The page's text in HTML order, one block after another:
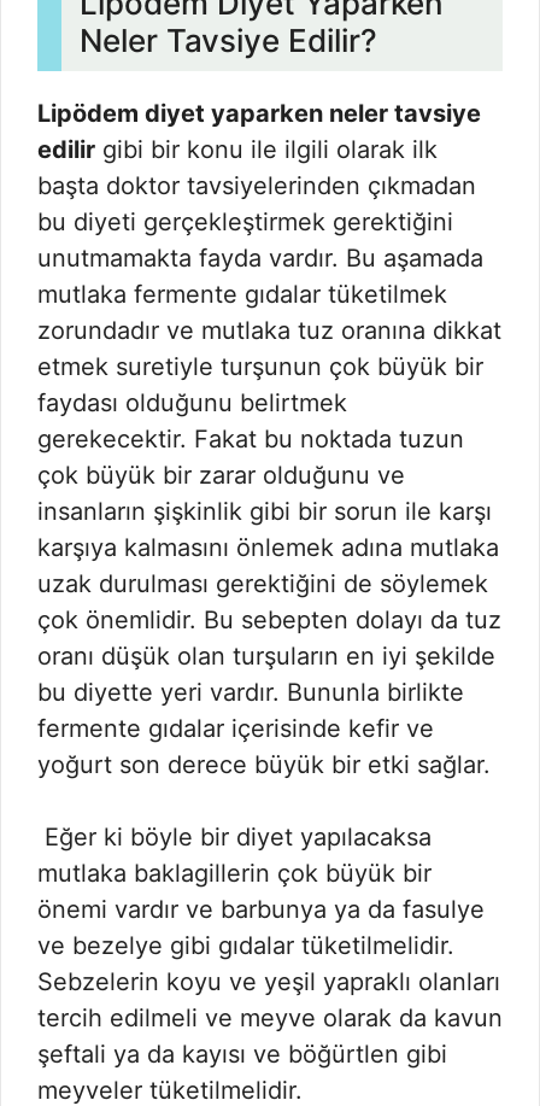
Neler Tavsiye Edilir?
Lipödem diyet yaparken neler tavsiye
edilir gibi bir konu ile ilgili olarak ilk
başta doktor tavsiyelerinden çıkmadan
bu diyeti gerçekleştirmek gerektiğini
unutmamakta fayda vardır. Bu aşamada
mutlaka fermente gıdalar tüketilmek
zorundadır ve mutlaka tuz oranına dikkat
etmek suretiyle turşunun çok büyük bir
faydası olduğunu belirtmek
gerekecektir. Fakat bu noktada tuzun
çok büyük bir zarar olduğunu ve
insanların şişkinlik gibi bir sorun ile karşı
karşıya kalmasını önlemek adına mutlaka
uzak durulması gerektiğini de söylemek
çok önemlidir. Bu sebepten dolayı da tuz
oranı düşük olan turşuların en iyi şekilde
bu diyette yeri vardır. Bununla birlikte
fermente gıdalar içerisinde kefir ve
yoğurt son derece büyük bir etki sağlar.
Eğer ki böyle bir diyet yapılacaksa
mutlaka baklagillerin çok büyük bir
önemi vardır ve barbunya ya da fasulye
ve bezelye gibi gıdalar tüketilmelidir.
Sebzelerin koyu ve yeşil yapraklı olanları
tercih edilmeli ve meyve olarak da kavun
şeftali ya da kayısı ve böğürtlen gibi
meyveler tüketilmelidir.